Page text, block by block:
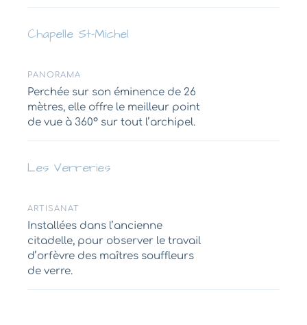
Chapelle St-Michel
PANORAMA
Perchée sur son éminence de 26
mètres, elle offre le meilleur point
de vue à 360° sur tout l’archipel.
Les Verreries
ARTISANAT
Installées dans l’ancienne
citadelle, pour observer le travail
d’orfèvre des maîtres souffleurs
de verre.